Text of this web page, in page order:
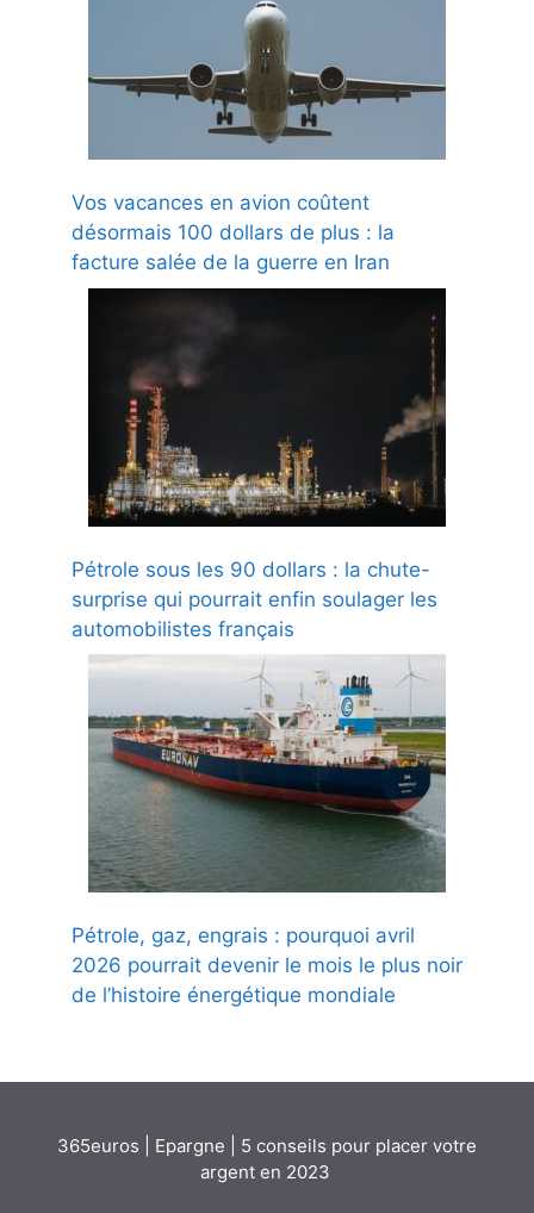
Vos vacances en avion coûtent
désormais 100 dollars de plus : la
facture salée de la guerre en Iran
Pétrole sous les 90 dollars : la chute-
surprise qui pourrait enfin soulager les
automobilistes français
Pétrole, gaz, engrais : pourquoi avril
2026 pourrait devenir le mois le plus noir
de l’histoire énergétique mondiale
365euros Epargne
5 conseils pour placer votre
argent en 2023